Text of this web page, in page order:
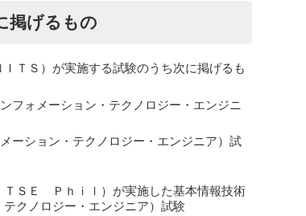
掲げるもの
ＴＳ）が実施する試験のうち次に掲げるも
フォメーション・テクノロジー・エンジニ
ーション・テクノロジー・エンジニア）試
ＴＳＥ Ｐｈｉｌ）が実施した基本情報技術
クノロジー・エンジニア）試験